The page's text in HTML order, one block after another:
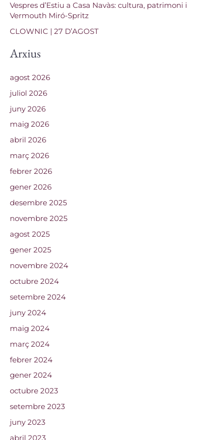
Vespres d’Estiu a Casa Navàs: cultura, patrimoni i
Vermouth Miró-Spritz
CLOWNIC | 27 D’AGOST
Arxius
agost 2026
juliol 2026
juny 2026
maig 2026
abril 2026
març 2026
febrer 2026
gener 2026
desembre 2025
novembre 2025
agost 2025
gener 2025
novembre 2024
octubre 2024
setembre 2024
juny 2024
maig 2024
març 2024
febrer 2024
gener 2024
octubre 2023
setembre 2023
juny 2023
abril 2023